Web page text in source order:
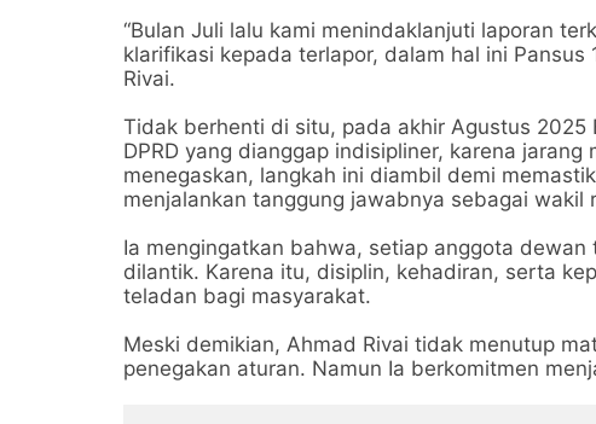
“Bulan Juli lalu kami menindaklanjuti laporan
klarifikasi kepada terlapor, dalam hal ini Pansus
Rivai.
Tidak berhenti di situ, pada akhir Agustus 2025
DPRD yang dianggap indisipliner, karena
menegaskan, langkah ini diambil demi
menjalankan tanggung jawabnya sebagai wakil
Ia mengingatkan bahwa, setiap anggota
dilantik. Karena itu, disiplin, kehadiran, serta
teladan bagi masyarakat.
Meski demikian, Ahmad Rivai tidak menutup
penegakan aturan. Namun Ia berkomitmen